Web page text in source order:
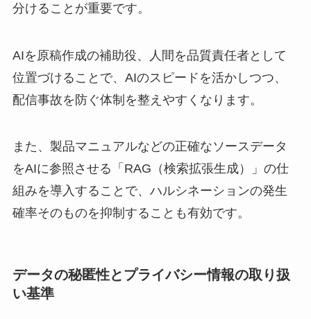
分けることが重要です。
AIを原稿作成の補助役、人間を品質責任者として
位置づけることで、AIのスピードを活かしつつ、
配信事故を防ぐ体制を整えやすくなります。
また、製品マニュアルなどの正確なソースデータ
をAIに参照させる「RAG（検索拡張生成）」の仕
組みを導入することで、ハルシネーションの発生
確率そのものを抑制することも有効です。
データの秘匿性とプライバシー情報の取り扱
い基準